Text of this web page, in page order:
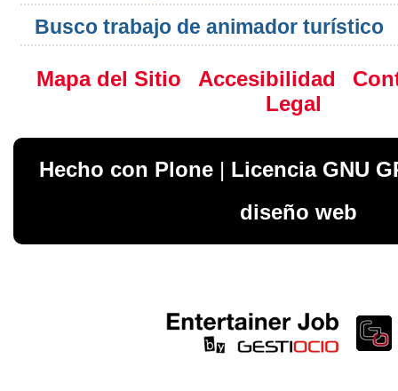
Busco trabajo de animador turístico
Mapa del Sitio Accesibilidad
Legal
Hecho con Plone | Licencia GNU
diseño web